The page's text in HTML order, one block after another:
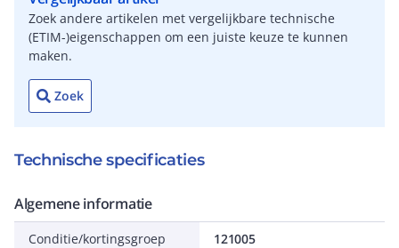
Zoek andere artikelen met vergelijkbare technische
(ETIM-)eigenschappen om een juiste keuze te kunnen
maken.
Zoek
Technische specificaties
Algemene informatie
Conditie/kortingsgroep 121005